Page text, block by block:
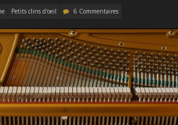
Petits clins d'oeil 6 Commentaires